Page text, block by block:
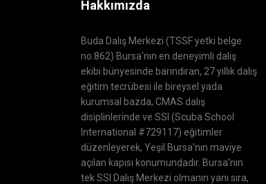
Hakkımızda
Buda Dalış Merkezi (TSSF yetki belge
no:862) Bursa'nın en deneyimli dalış
ekibi bünyesinde barındıran, 27 yıllık dalış
eğitim tecrübesi ile bireysel yada
kurumsal bazda, CMAS dalış
disiplinlerinde ve SSI (Scuba School
International #729117) eğitimler
düzenleyerek, Yeşil Bursa'nın maviye
açılan kapısı konumundadır. Bursa'nın
tek SSI Dalış Merkezi olmanın yanı sıra,